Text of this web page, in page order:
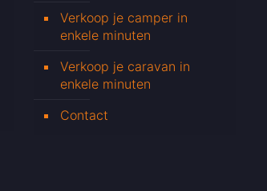
Verkoop je camper in
enkele minuten
Verkoop je caravan in
enkele minuten
Contact